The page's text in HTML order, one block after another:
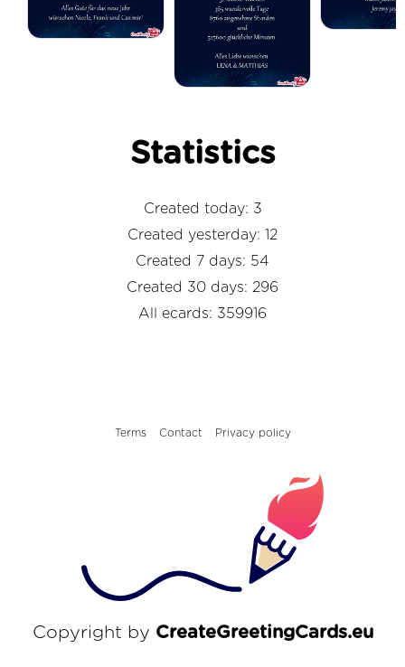
Statistics
Created today: 3
Created yesterday: 12
Created 7 days: 54
Created 30 days: 296
All ecards: 359916
Terms Contact Privacy policy
Copyright by CreateGreetingCards.eu